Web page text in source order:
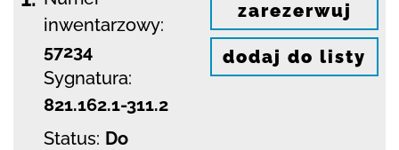
inwentarzowy:
57234
Sygnatura:
821.162.1-311.2
Status: Do
zarezerwuj
dodaj do listy